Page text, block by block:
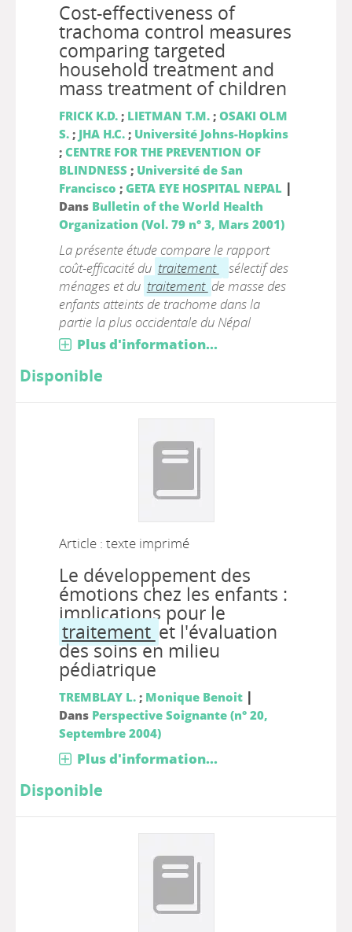
Cost-effectiveness of
trachoma control measures
comparing targeted
household treatment and
mass treatment of children
FRICK K.D.; LIETMAN T.M.; OSAKI OLM
S.; JHA H.C.; Université Johns-Hopkins
; CENTRE FOR THE PREVENTION OF
BLINDNESS ; Université de San
Francisco ; GETA EYE HOSPITAL NEPAL |
Dans Bulletin of the World Health
Organization (Vol. 79 n° 3, Mars 2001)
La présente étude compare le rapport
coût-efficacité du traitement
sélectif des
ménages et du traitement de masse des
enfants atteints de trachome dans la
partie la plus occidentale du Népal
Plus d'information...
Disponible
Article : texte imprimé
Le développement des
émotions chez les enfants :
implications pour le
traitement et l'évaluation
des soins en milieu
pédiatrique
TREMBLAY L.; Monique Benoit |
Dans Perspective Soignante (n° 20,
Septembre 2004)
Plus d'information...
Disponible